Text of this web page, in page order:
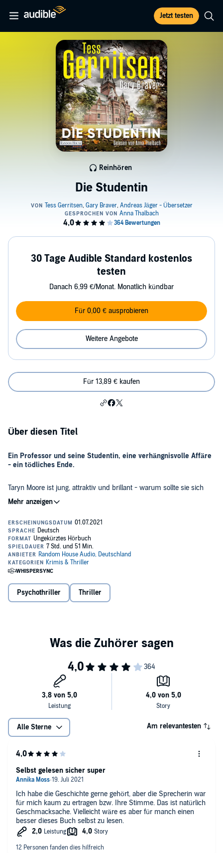
Jetzt testen
Die Studentin
Reinhören
30 Tage Audible Standard kostenlos
testen
Danach 6,99 €/Monat. Monatlich kündbar
Für 0,00 € ausprobieren
Weitere Angebote
Für 13,89 € kaufen
Über diesen Titel
Ein Professor und seine Studentin, eine verhängnisvolle Affäre
- ein tödliches Ende.
Taryn Moore ist jung, attraktiv und brillant - warum sollte sie sich
umbringen? Detective Frankie Loomis spürt sofort, dass mehr
hinter der Geschichte steckt, als sie den Tatort des vermeintlichen
war Taryn die vollendete Versuchung: intelligent,
aufmerksamkeitsheischend und zu hundert Prozent tabu. Doch
Taryn hatte eine dunkle Seite, die jene bedrohte, denen sie ihre
Zuneigung schenkte - auch Jack. Und mit ihrem Tod haben seine
Probleme erst richtig begonnen.
©2021 Tess Gerritsen / Limes (P)2021 Random House Audio
Psychothriller Thriller
Alle Sterne Am relevantesten
Ich habe die Geschichte gerne gehört, aber die Sprecherin war
für mich kaum zu ertragen bzw. Ihre Stimme. Das ist natürlich
Geschmacksache. Vielleicht wäre es aber für manch einen
besser dieses Buch selbst zu lesen.
Selbst gelesen sicher super